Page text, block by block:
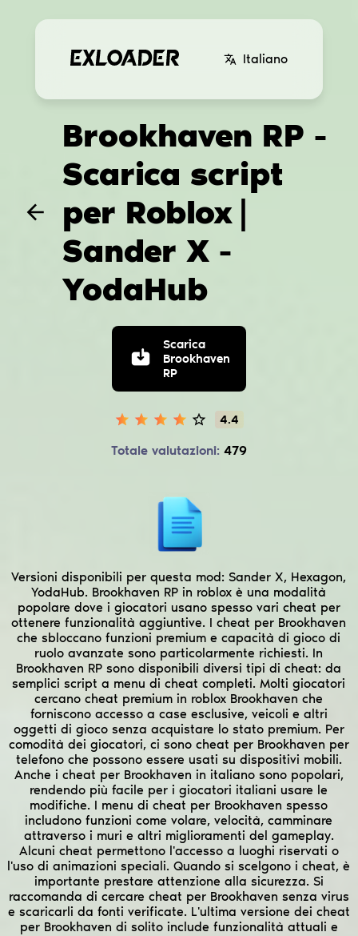
Italiano
Brookhaven RP -
Scarica script
per Roblox
Sander X -
YodaHub
Scarica
Brookhaven
RP
4.4
Totale valutazioni: 479
Versioni disponibili per questa mod:Sander X, Hexagon,
YodaHub. Brookhaven RP in roblox è una modalità
popolare dove i giocatori usano spesso vari cheat per
ottenere funzionalità aggiuntive. I cheat per Brookhaven
che sbloccano funzioni premium e capacità di gioco di
ruolo avanzate sono particolarmente richiesti. In
Brookhaven RP sono disponibili diversi tipi di cheat: da
semplici script a menu di cheat completi. Molti giocatori
cercano cheat premium in roblox Brookhaven che
forniscono accesso a case esclusive, veicoli e altri
oggetti di gioco senza acquistare lo stato premium. Per
comodità dei giocatori, ci sono cheat per Brookhaven per
telefono che possono essere usati su dispositivi mobili.
Anche i cheat per Brookhaven in italiano sono popolari,
rendendo più facile per i giocatori italiani usare le
modifiche. I menu di cheat per Brookhaven spesso
includono funzioni come volare, velocità, camminare
attraverso i muri e altri miglioramenti del gameplay.
Alcuni cheat permettono l'accesso a luoghi riservati o
l'uso di animazioni speciali. Quando si scelgono i cheat, è
importante prestare attenzione alla sicurezza. Si
raccomanda di cercare cheat per Brookhaven senza virus
e scaricarli da fonti verificate. L'ultima versione dei cheat
per Brookhaven di solito include funzionalità attuali e